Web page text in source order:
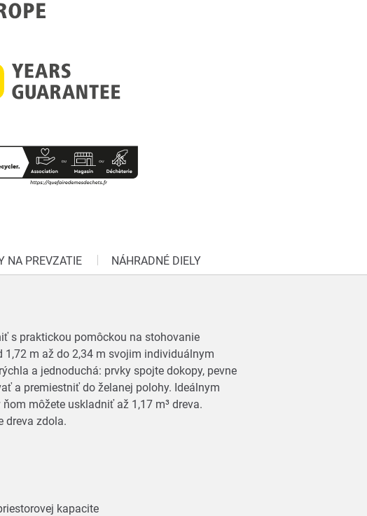
NA PREVZATIE NÁHRADNÉ DIELY
s praktickou pomôckou na stohovanie
m až do 2,34 m svojim individuálnym
a jednoduchá: prvky spojte dokopy, pevne
a premiestniť do želanej polohy. Ideálnym
môžete uskladniť až 1,17 m³ dreva.
dreva zdola.
kapacite